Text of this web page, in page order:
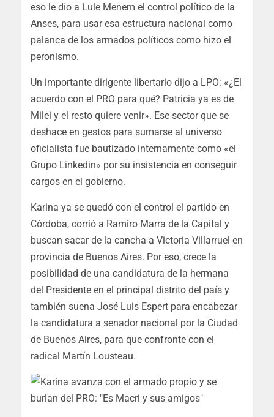
eso le dio a Lule Menem el control político de la
Anses, para usar esa estructura nacional como
palanca de los armados políticos como hizo el
peronismo.
Un importante dirigente libertario dijo a LPO: «¿El
acuerdo con el PRO para qué? Patricia ya es de
Milei y el resto quiere venir». Ese sector que se
deshace en gestos para sumarse al universo
oficialista fue bautizado internamente como «el
Grupo Linkedin» por su insistencia en conseguir
cargos en el gobierno.
Karina ya se quedó con el control el partido en
Córdoba, corrió a Ramiro Marra de la Capital y
buscan sacar de la cancha a Victoria Villarruel en
provincia de Buenos Aires. Por eso, crece la
posibilidad de una candidatura de la hermana
del Presidente en el principal distrito del país y
también suena José Luis Espert para encabezar
la candidatura a senador nacional por la Ciudad
de Buenos Aires, para que confronte con el
radical Martín Lousteau.